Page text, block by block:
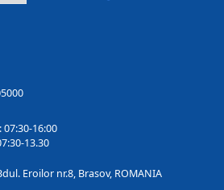
07:30-16:00
13.30
Eroilor nr.8, Brasov, ROMANIA